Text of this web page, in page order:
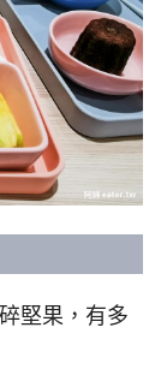
堅果，有多